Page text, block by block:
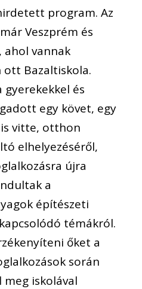
program. Az
Veszprém és
ahol vannak
ott Bazaltiskola.
gyerekekkel és
egy követ, egy
vitte, otthon
elhelyezéséről,
újra
a
építészeti
témákról.
őket a
során
iskolával